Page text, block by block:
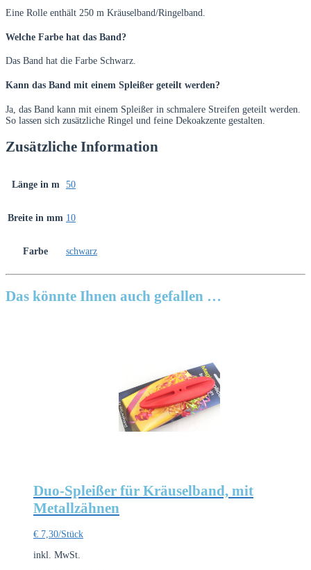
Eine Rolle enthält 250 m Kräuselband/Ringelband.
Welche Farbe hat das Band?
Das Band hat die Farbe Schwarz.
Kann das Band mit einem Spleißer geteilt werden?
Ja, das Band kann mit einem Spleißer in schmalere Streifen geteilt werden.
So lassen sich zusätzliche Ringel und feine Dekoakzente gestalten.
Zusätzliche Information
Länge in m 50
Breite in mm 10
Farbe schwarz
Das könnte Ihnen auch gefallen …
Duo-Spleißer für Kräuselband, mit
Metallzähnen
€ 7,30/Stück
inkl. MwSt.